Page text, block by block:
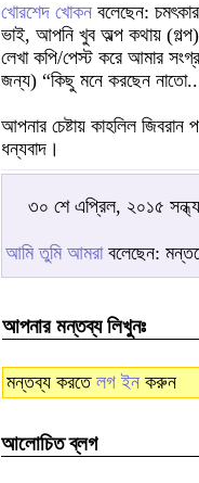
খোরশেদ খোকন বলেছেন:
ভাই, আপনি খুব অল্প কথায়
লেখা কপি/পেস্ট করে আমার
জন্য) “কিছু মনে করছেন
আপনার চেষ্টায় কাহলিল
ধন্যবাদ।
৩০ শে এপ্রিল, ২০১৫
আমি তুমি আমরাবলেছেন:
আপনার মন্তব্য লিখুনঃ
মন্তব্য করতে লগ ইন করুন
আলোচিত ব্লগ